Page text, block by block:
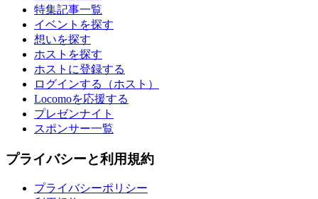
特集記事一覧
イベントを探す
想いを探す
ホストを探す
ホストに登録する
ログインする（ホスト）
Locomoを応援する
プレゼンナイト
スポンサー一覧
プライバシーと利用規約
プライバシーポリシー